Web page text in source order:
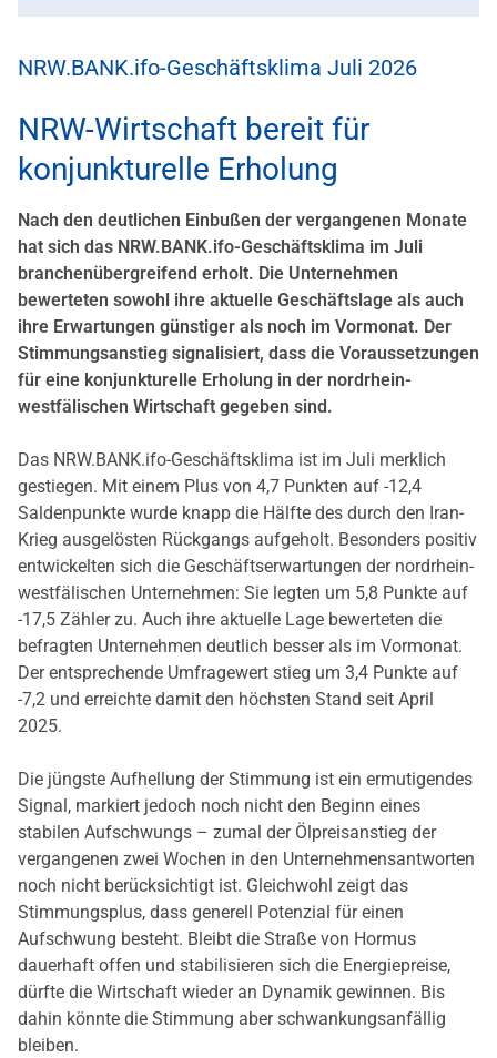
NRW.BANK.ifo-Geschäftsklima Juli 2026
NRW-Wirtschaft bereit für
konjunkturelle Erholung
Nach den deutlichen Einbußen der vergangenen Monate
hat sich das NRW.BANK.ifo-Geschäftsklima im Juli
branchenübergreifend erholt. Die Unternehmen
bewerteten sowohl ihre aktuelle Geschäftslage als auch
ihre Erwartungen günstiger als noch im Vormonat. Der
Stimmungsanstieg signalisiert, dass die Voraussetzungen
für eine konjunkturelle Erholung in der nordrhein-
westfälischen Wirtschaft gegeben sind.
Das NRW.BANK.ifo-Geschäftsklima ist im Juli merklich
gestiegen. Mit einem Plus von 4,7 Punkten auf -12,4
Saldenpunkte wurde knapp die Hälfte des durch den Iran-
Krieg ausgelösten Rückgangs aufgeholt. Besonders positiv
entwickelten sich die Geschäftserwartungen der nordrhein-
westfälischen Unternehmen: Sie legten um 5,8 Punkte auf
-17,5 Zähler zu. Auch ihre aktuelle Lage bewerteten die
befragten Unternehmen deutlich besser als im Vormonat.
Der entsprechende Umfragewert stieg um 3,4 Punkte auf
-7,2 und erreichte damit den höchsten Stand seit April
2025.
Die jüngste Aufhellung der Stimmung ist ein ermutigendes
Signal, markiert jedoch noch nicht den Beginn eines
stabilen Aufschwungs – zumal der Ölpreisanstieg der
vergangenen zwei Wochen in den Unternehmensantworten
noch nicht berücksichtigt ist. Gleichwohl zeigt das
Stimmungsplus, dass generell Potenzial für einen
Aufschwung besteht. Bleibt die Straße von Hormus
dauerhaft offen und stabilisieren sich die Energiepreise,
dürfte die Wirtschaft wieder an Dynamik gewinnen. Bis
dahin könnte die Stimmung aber schwankungsanfällig
bleiben.